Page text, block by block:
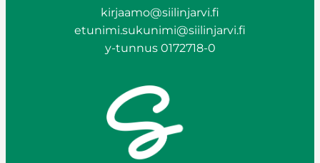
kirjaamo@siilinjarvi.fi
etunimi.sukunimi@siilinjarvi.fi
y-tunnus 0172718-0